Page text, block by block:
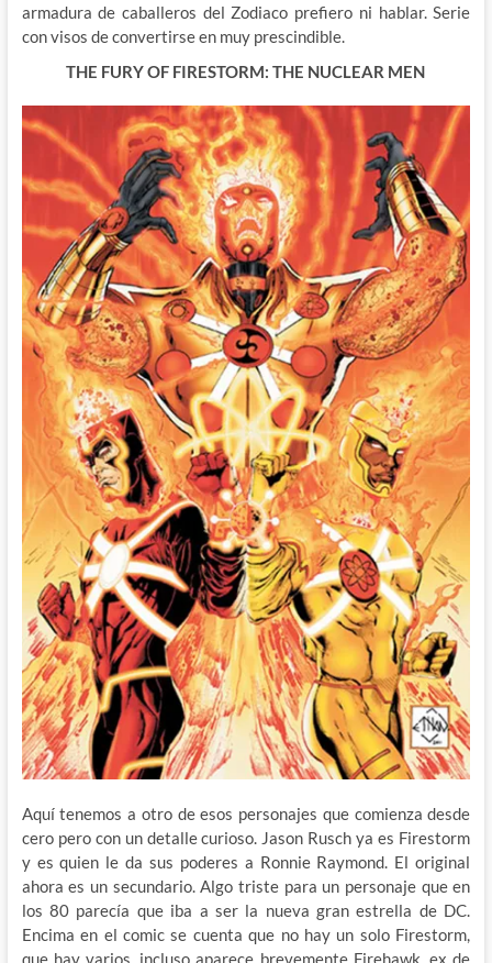
armadura de caballeros del Zodiaco prefiero ni hablar. Serie
con visos de convertirse en muy prescindible.
THE FURY OF FIRESTORM: THE NUCLEAR MEN
Aquí tenemos a otro de esos personajes que comienza desde
cero pero con un detalle curioso. Jason Rusch ya es Firestorm
y es quien le da sus poderes a Ronnie Raymond. El original
ahora es un secundario. Algo triste para un personaje que en
los 80 parecía que iba a ser la nueva gran estrella de DC.
Encima en el comic se cuenta que no hay un solo Firestorm,
que hay varios, incluso aparece brevemente Firehawk, ex de